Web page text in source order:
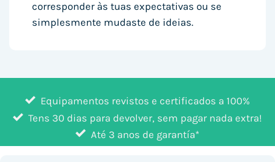
corresponder às tuas expectativas ou se
simplesmente mudaste de ideias.
Equipamentos revistos e certificados a 100%
Tens 30 dias para devolver, sem pagar nada extra!
Até 3 anos de garantía*